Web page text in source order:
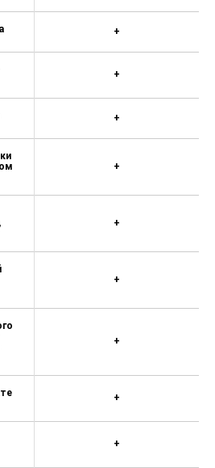
под установку ТСУ
фары с
высоты
дневные ходовые
задние фонари,
фонари
света фар
центрального
me-home)
и света
+
+
+
+
+
+
+
+
+